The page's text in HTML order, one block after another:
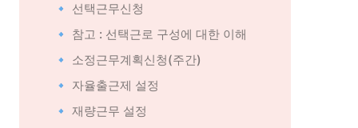
🔹 선택근무신청
🔹 참고 : 선택근로 구성에 대한 이해
🔹 소정근무계획신청(주간)
🔹 자율출근제 설정
🔹 재량근무 설정